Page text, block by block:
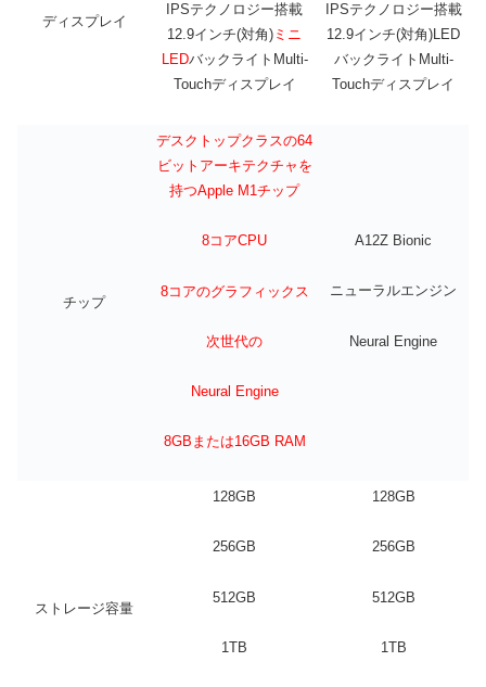
ディスプレイ
IPSテクノロジー搭載
12.9インチ(対角) ミニ
LEDバックライトMulti-
Touchディスプレイ
IPSテクノロジー搭載
12.9インチ(対角)LED
バックライトMulti-
Touchディスプレイ
チップ
デスクトップクラスの64
ビットアーキテクチャを
持つApple M1チップ
8コアCPU
8コアのグラフィックス
次世代の
Neural Engine
8GBまたは16GB RAM
A12Z Bionic
ニューラルエンジン
Neural Engine
ストレージ容量
128GB
256GB
512GB
1TB
128GB
256GB
512GB
1TB